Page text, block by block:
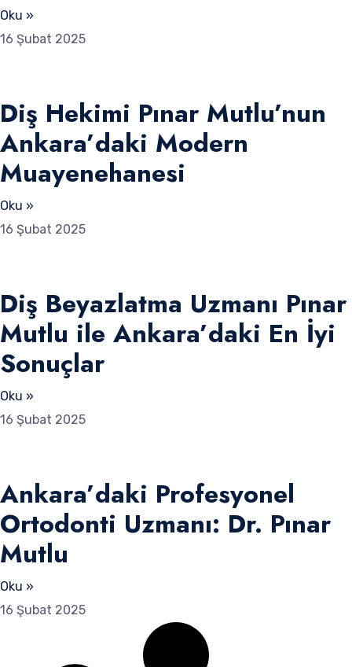
Oku »
16 Şubat 2025
Diş Hekimi Pınar Mutlu’nun
Ankara’daki Modern
Muayenehanesi
Oku »
16 Şubat 2025
Diş Beyazlatma Uzmanı Pınar
Mutlu ile Ankara’daki En İyi
Sonuçlar
Oku »
16 Şubat 2025
Ankara’daki Profesyonel
Ortodonti Uzmanı: Dr. Pınar
Mutlu
Oku »
16 Şubat 2025